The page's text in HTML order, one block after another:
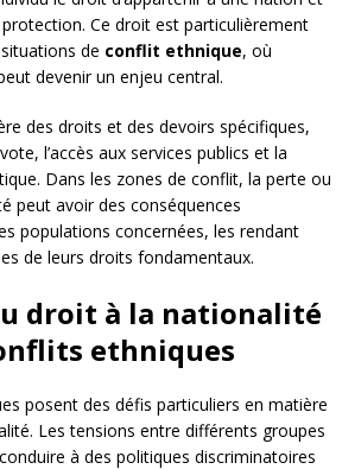
Ce droit est particulièrement
de conflit ethnique, où
devenir un enjeu central.
des droits et des devoirs spécifiques,
l’accès aux services publics et la
Dans les zones de conflit, la perte ou
peut avoir des conséquences
populations concernées, les rendant
de leurs droits fondamentaux.
droit à la nationalité
ethniques
posent des défis particuliers en matière
Les tensions entre différents groupes
à des politiques discriminatoires